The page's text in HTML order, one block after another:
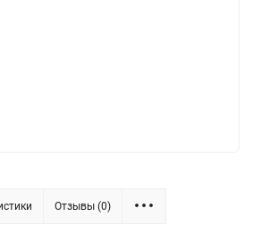
Отзывы (0)